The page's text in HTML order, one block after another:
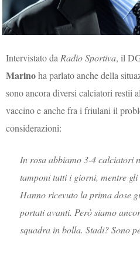
Intervistato daRadio Sportiva, il
Marinoha parlato anche della
sono ancora diversi calciatori restii
vaccino e anche fra i friulani il
considerazioni:
In rosa abbiamo 3-4 calciatori
tamponi tutti i giorni, mentre
Hanno ricevuto la prima dose
portati avanti. Però siamo
squadra in bolla. Stadi? Sono